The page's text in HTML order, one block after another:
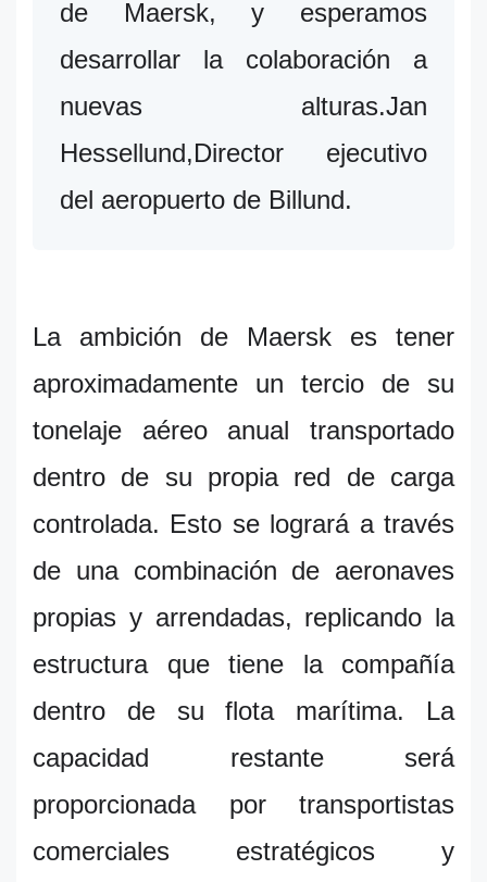
de Maersk, y esperamos
desarrollar la colaboración a
nuevas alturas.Jan
Hessellund,Director ejecutivo
del aeropuerto de Billund.
La ambición de Maersk es tener
aproximadamente un tercio de su
tonelaje aéreo anual transportado
dentro de su propia red de carga
controlada. Esto se logrará a través
de una combinación de aeronaves
propias y arrendadas, replicando la
estructura que tiene la compañía
dentro de su flota marítima. La
capacidad restante será
proporcionada por transportistas
comerciales estratégicos y